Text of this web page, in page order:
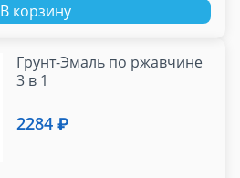
В корзину
Грунт-Эмаль по ржавчине
3 в 1
2284 ₽